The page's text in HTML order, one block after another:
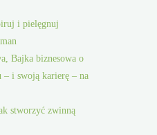
i pielęgnuj
Bajka biznesowa o
– i swoją karierę – na
stworzyć zwinną